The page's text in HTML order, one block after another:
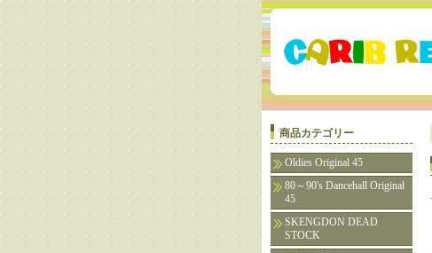
商品カテゴリー
Oldies Original 45
80～90's Dancehall Original
45
SKENGDON DEAD
STOCK